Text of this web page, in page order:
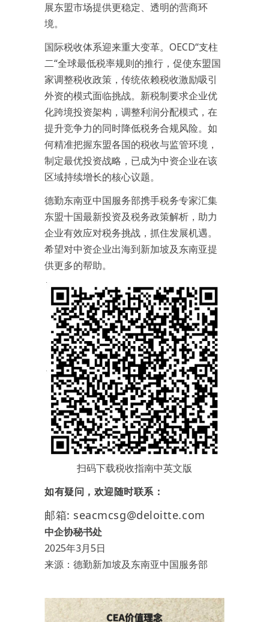
展东盟市场提供更稳定、透明的营商环
境。
国际税收体系迎来重大变革。OECD“支柱
二“全球最低税率规则的推行，促使东盟国
家调整税收政策，传统依赖税收激励吸引
外资的模式面临挑战。新税制要求企业优
化跨境投资架构，调整利润分配模式，在
提升竞争力的同时降低税务合规风险。如
何精准把握东盟各国的税收与监管环境，
制定最优投资战略，已成为中资企业在该
区域持续增长的核心议题。
德勤东南亚中国服务部携手税务专家汇集
东盟十国最新投资及税务政策解析，助力
企业有效应对税务挑战，抓住发展机遇。
希望对中资企业出海到新加坡及东南亚提
供更多的帮助。
扫码下载税收指南中英文版
如有疑问，欢迎随时联系：
邮箱: seacmcsg@deloitte.com
中企协秘书处
2025年3月5日
来源：德勤新加坡及东南亚中国服务部